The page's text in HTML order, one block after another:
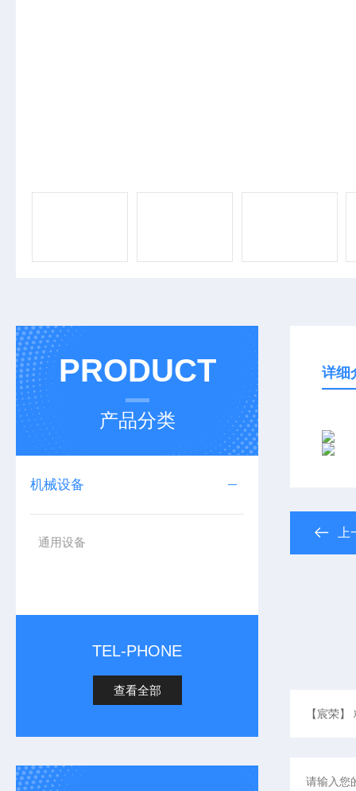
PRODUCT
产品分类
机械设备
通用设备
TEL-PHONE
查看全部
详细